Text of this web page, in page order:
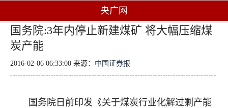
央广网
国务院:3年内停止新建煤矿 将大幅压缩煤
炭产能
2016-02-06 06:33:00 来源： 中国证券报
国务院日前印发《关于煤炭行业化解过剩产能